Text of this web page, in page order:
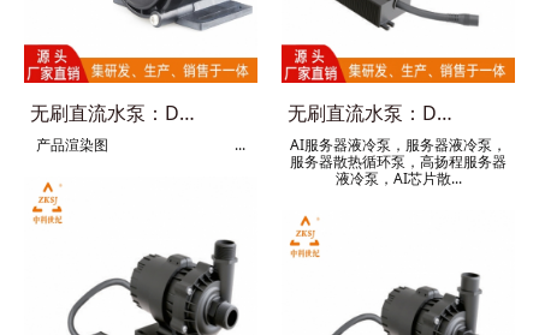
无刷直流水泵：DC55B
产品渲染图 ...
无刷直流水泵：DC95A新款
AI服务器液冷泵，服务器液冷泵，
服务器散热循环泵，高扬程服务器
液冷泵，AI芯片散...